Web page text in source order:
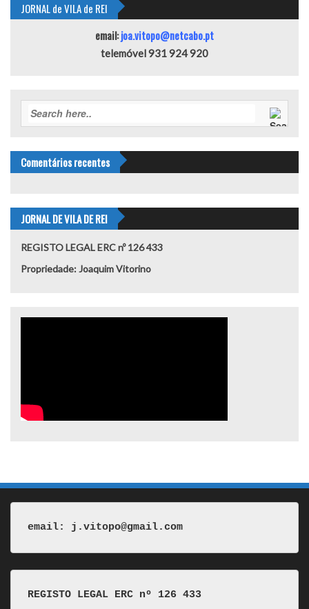
JORNAL de VILA de REI
email:joa.vitopo@netcabo.pt
telemóvel 931 924 920
Comentários recentes
JORNAL DE VILA DE REI
REGISTO LEGAL ERC nº 126 433
Propriedade: Joaquim Vitorino
email: j.vitopo@gmail.com
REGISTO LEGAL ERC nº 126 433